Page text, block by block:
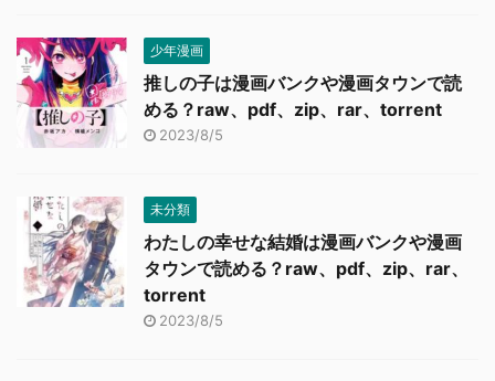
少年漫画
推しの子は漫画バンクや漫画タウンで読
める？raw、pdf、zip、rar、torrent
2023/8/5
未分類
わたしの幸せな結婚は漫画バンクや漫画
タウンで読める？raw、pdf、zip、rar、
torrent
2023/8/5